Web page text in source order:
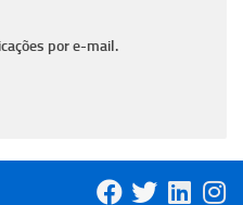
por e-mail.